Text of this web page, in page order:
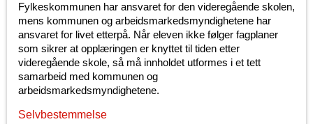
Fylkeskommunen har ansvaret for den videregående skolen,
mens kommunen og arbeidsmarkedsmyndighetene har
ansvaret for livet etterpå. Når eleven ikke følger fagplaner
som sikrer at opplæringen er knyttet til tiden etter
videregående skole, så må innholdet utformes i et tett
samarbeid med kommunen og
arbeidsmarkedsmyndighetene.
Selvbestemmelse